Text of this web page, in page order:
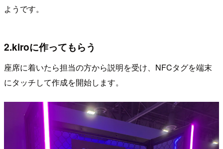
ようです。
2.kiroに作ってもらう
座席に着いたら担当の方から説明を受け、NFCタグを端末
にタッチして作成を開始します。